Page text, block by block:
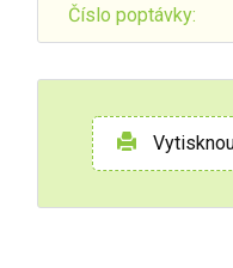
Číslo poptávky: